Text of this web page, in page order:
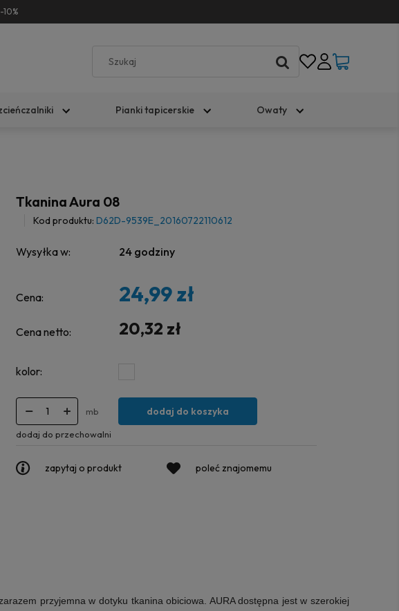
Pianki tapicerskie Owaty
Tkanina Aura 08
Kod produktu: D62D-9539E_20160722110612
Wysyłka w: 24 godziny
Cena: 24,99 zł
Cena netto: 20,32 zł
kolor:
mb dodaj do koszyka
dodaj do przechowalni
zapytaj o produkt poleć znajomemu
przyjemna w dotyku tkanina obiciowa. AURA dostępna jest w szerokiej